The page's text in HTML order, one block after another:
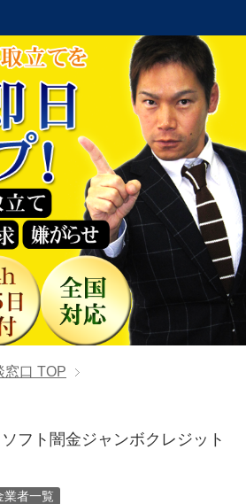
窓口 TOP
フト闇金ジャンボクレジット
業者一覧